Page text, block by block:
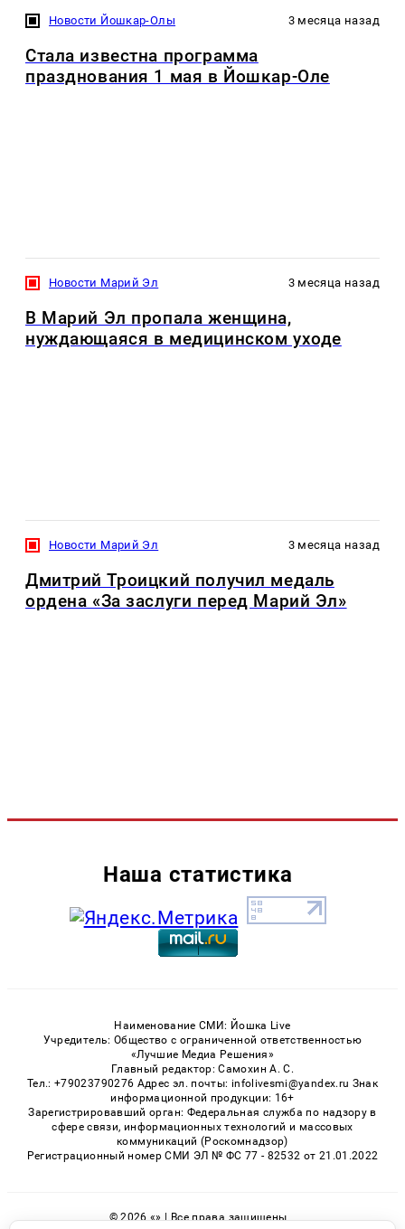
Новости Йошкар-Олы 3 месяца назад
Стала известна программа
празднования 1 мая в Йошкар-Оле
Новости Марий Эл 3 месяца назад
В Марий Эл пропала женщина,
нуждающаяся в медицинском уходе
Новости Марий Эл 3 месяца назад
Дмитрий Троицкий получил медаль
ордена «За заслуги перед Марий Эл»
Наша статистика
Наименование СМИ: Йошка Live
Учредитель: Общество с ограниченной ответственностью
«Лучшие Медиа Решения»
Главный редактор: Самохин А. С.
Тел.: +79023790276 Адрес эл. почты: infolivesmi@yandex.ru Знак
информационной продукции: 16+
Зарегистрировавший орган: Федеральная служба по надзору в
сфере связи, информационных технологий и массовых
коммуникаций (Роскомнадзор)
Регистрационный номер СМИ ЭЛ № ФС 77 - 82532 от 21.01.2022
© 2026 «» | Все права защищены